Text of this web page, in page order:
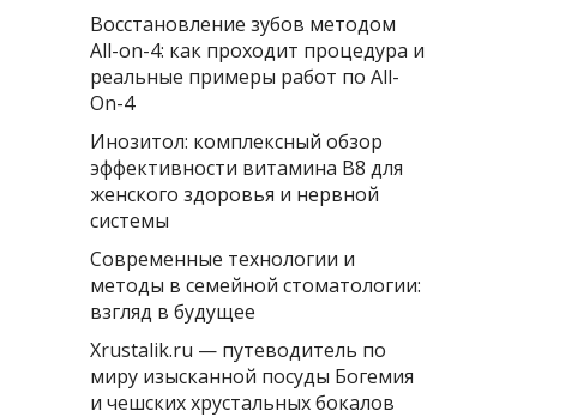
Восстановление зубов методом
All-on-4: как проходит процедура и
реальные примеры работ по All-
On-4
Инозитол: комплексный обзор
эффективности витамина B8 для
женского здоровья и нервной
системы
Современные технологии и
методы в семейной стоматологии:
взгляд в будущее
Xrustalik.ru — путеводитель по
миру изысканной посуды Богемия
и чешских хрустальных бокалов